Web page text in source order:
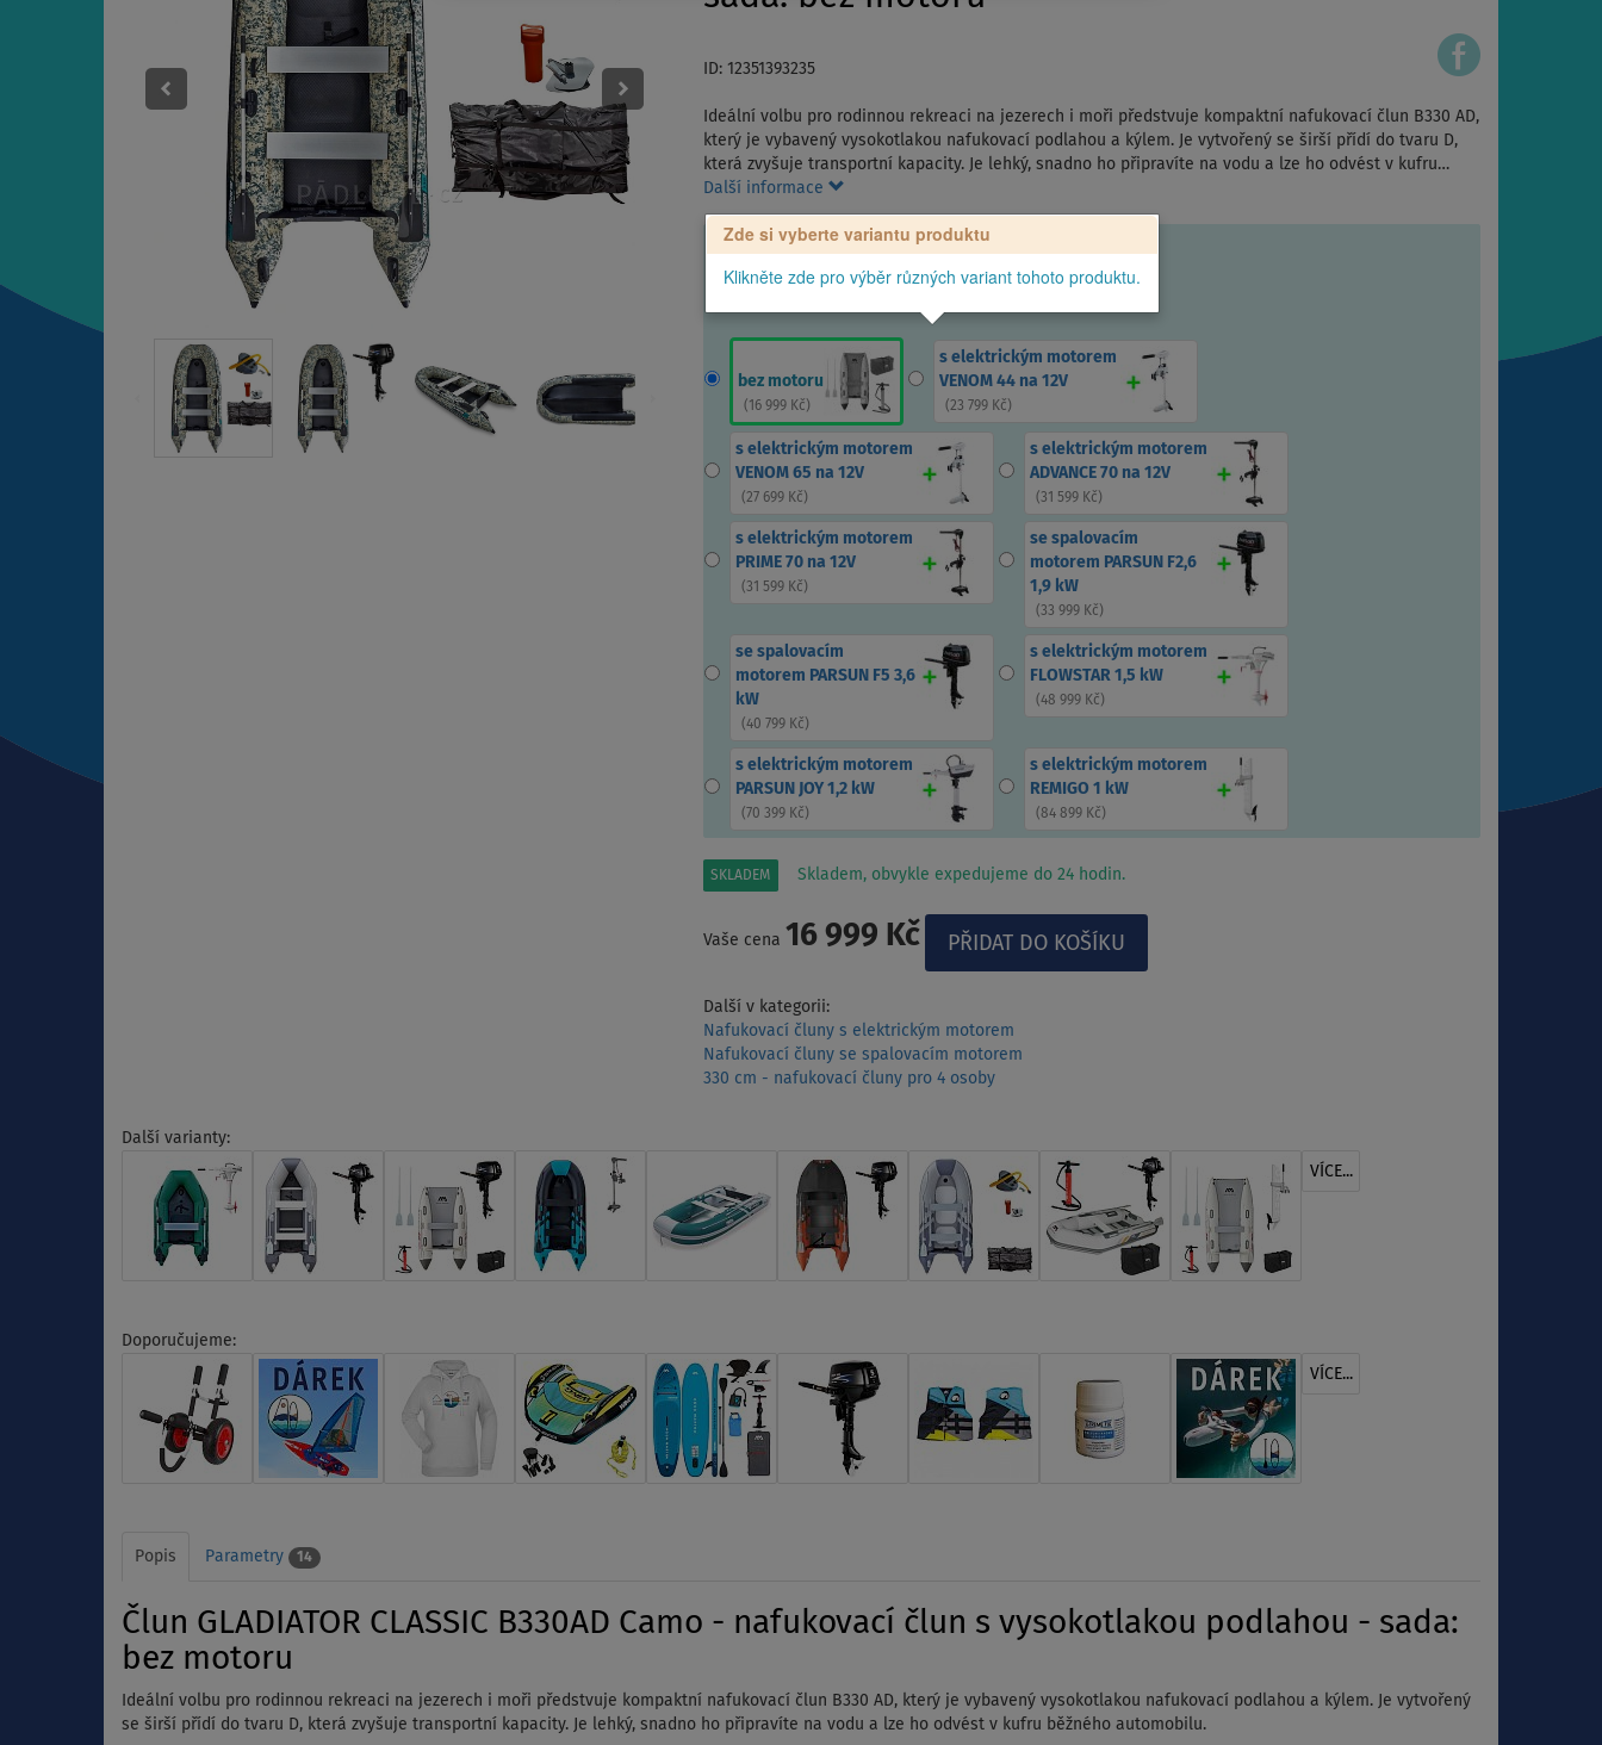
ID: 12351393235
Ideální volbu pro rodinnou rekreaci na jezerech i moři předstvuje kompaktní nafukovací člun B330 AD,
který je vybavený vysokotlakou nafukovací podlahou a kýlem. Je vytvořený se širší přídí do tvaru D,
která zvyšuje transportní kapacity. Je lehký, snadno ho připravíte na vodu a lze ho odvést v kufru…
Další informace
Zde si vyberte variantu produktu
Klikněte zde pro výběr různých variant tohoto produktu.
bez motoru
( 16 999 Kč)
s elektrickým motorem
VENOM 44 na 12V
(23 799 Kč)
s elektrickým motorem
VENOM 65 na 12V
(27 699 Kč)
s elektrickým motorem
ADVANCE 70 na 12V
(31 599 Kč)
s elektrickým motorem
PRIME 70 na 12V
(31 599 Kč)
se spalovacím
motorem PARSUN F2,6
1,9 kW
(33 999 Kč)
se spalovacím
motorem PARSUN F5 3,6
kW
(40 799 Kč)
s elektrickým motorem
FLOWSTAR 1,5 kW
(48 999 Kč)
s elektrickým motorem
PARSUN JOY 1,2 kW
( 70 399 Kč)
s elektrickým motorem
REMIGO 1 kW
(84 899 Kč)
SKLADEM Skladem, obvykle expedujeme do 24 hodin.
Vaše cena 16 999 Kč
Další v kategorii:
Nafukovací čluny s elektrickým motorem
Nafukovací čluny se spalovacím motorem
330 cm - nafukovací čluny pro 4 osoby
Další varianty:
VÍCE...
Doporučujeme:
VÍCE...
Popis Parametry 14
Člun GLADIATOR CLASSIC B330AD Camo - nafukovací člun s vysokotlakou podlahou - sada:
bez motoru
Ideální volbu pro rodinnou rekreaci na jezerech i moři předstvuje kompaktní nafukovací člun B330 AD, který je vybavený vysokotlakou nafukovací podlahou a kýlem. Je vytvořený
se širší přídí do tvaru D, která zvyšuje transportní kapacity. Je lehký, snadno ho připravíte na vodu a lze ho odvést v kufru běžného automobilu.